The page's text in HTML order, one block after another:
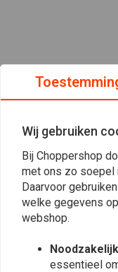
Op
Wij gebruiken
Bij Choppershop
met ons zo soepel
Daarvoor
welke gegevens
webshop.
essentieel